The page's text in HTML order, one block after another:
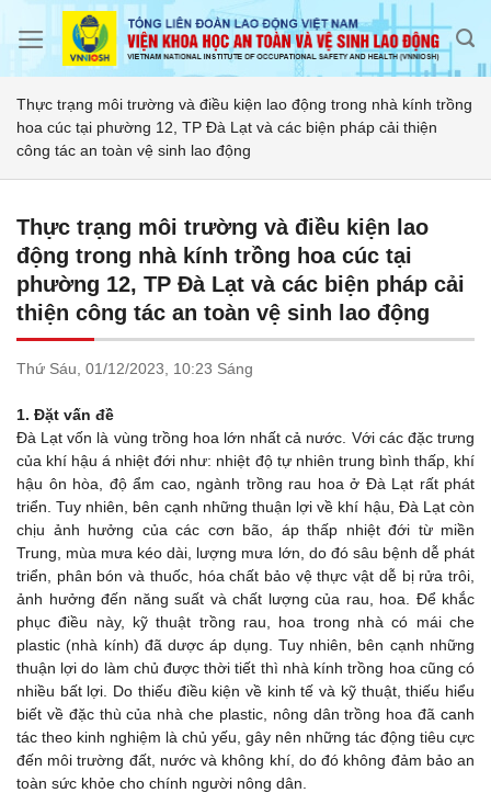
Thực trạng môi trường và điều kiện lao động trong nhà kính trồng
hoa cúc tại phường 12, TP Đà Lạt và các biện pháp cải thiện
công tác an toàn vệ sinh lao động
Thực trạng môi trường và điều kiện lao
động trong nhà kính trồng hoa cúc tại
phường 12, TP Đà Lạt và các biện pháp cải
thiện công tác an toàn vệ sinh lao động
Thứ Sáu, 01/12/2023, 10:23 Sáng
1. Đặt vấn đề
Đà Lạt vốn là vùng trồng hoa lớn nhất cả nước. Với các đặc trưng
của khí hậu á nhiệt đới như: nhiệt độ tự nhiên trung bình thấp, khí
hậu ôn hòa, độ ẩm cao, ngành trồng rau hoa ở Đà Lạt rất phát
triển. Tuy nhiên, bên cạnh những thuận lợi về khí hậu, Đà Lạt còn
chịu ảnh hưởng của các cơn bão, áp thấp nhiệt đới từ miền
Trung, mùa mưa kéo dài, lượng mưa lớn, do đó sâu bệnh dễ phát
triển, phân bón và thuốc, hóa chất bảo vệ thực vật dễ bị rửa trôi,
ảnh hưởng đến năng suất và chất lượng của rau, hoa. Để khắc
phục điều này, kỹ thuật trồng rau, hoa trong nhà có mái che
plastic (nhà kính) đã dược áp dụng. Tuy nhiên, bên cạnh những
thuận lợi do làm chủ được thời tiết thì nhà kính trồng hoa cũng có
nhiều bất lợi. Do thiếu điều kiện về kinh tế và kỹ thuật, thiếu hiểu
biết về đặc thù của nhà che plastic, nông dân trồng hoa đã canh
tác theo kinh nghiệm là chủ yếu, gây nên những tác động tiêu cực
đến môi trường đất, nước và không khí, do đó không đảm bảo an
toàn sức khỏe cho chính người nông dân.